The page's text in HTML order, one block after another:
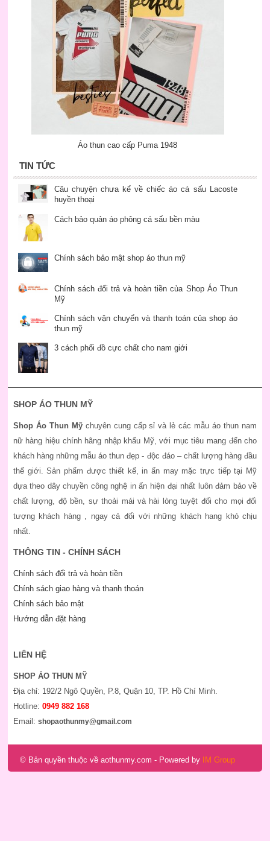
Áo thun cao cấp Puma 1948
TIN TỨC
Câu chuyện chưa kể về chiếc áo cá sấu Lacoste
huyền thoại
Cách bảo quản áo phông cá sấu bền màu
Chính sách bảo mật shop áo thun mỹ
Chính sách đổi trả và hoàn tiền của Shop Áo Thun
Mỹ
Chính sách vận chuyển và thanh toán của shop áo
thun mỹ
3 cách phối đồ cực chất cho nam giới
SHOP ÁO THUN MỸ
Shop Áo Thun Mỹchuyên cung cấp sỉ và lẻ các mẫu áo thun nam
nữ hàng hiệu chính hãng nhập khẩu Mỹ, với mục tiêu mang đến cho
khách hàng những mẫu áo thun đẹp - độc đáo – chất lượng hàng đầu
thế giới. Sản phẩm được thiết kế, in ấn may mặc trực tiếp tại Mỹ
dựa theo dây chuyền công nghệ in ấn hiện đại nhất luôn đảm bảo về
chất lượng, độ bền, sự thoải mái và hài lòng tuyệt đối cho mọi đối
tượng khách hàng , ngay cả đối với những khách hang khó chịu
nhất.
THÔNG TIN - CHÍNH SÁCH
Chính sách đổi trả và hoàn tiền
Chính sách giao hàng và thanh thoán
Chính sách bảo mật
Hướng dẫn đặt hàng
LIÊN HỆ
SHOP ÁO THUN MỸ
Địa chỉ: 192/2 Ngô Quyền, P.8, Quận 10, TP. Hồ Chí Minh.
Hotline: 0949 882 168
Email: shopaothunmy@gmail.com
© Bản quyền thuộc về aothunmy.com - Powered by IM Group